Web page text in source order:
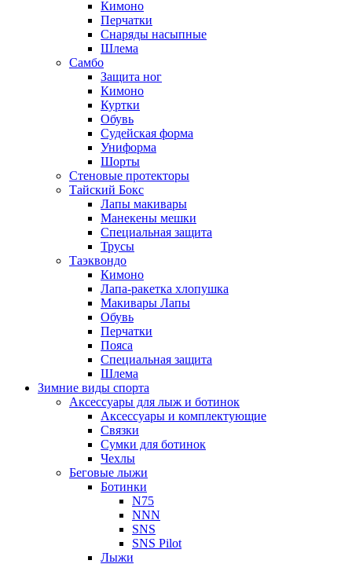
Кимоно
Перчатки
Снаряды насыпные
Шлема
Самбо
Защита ног
Кимоно
Куртки
Обувь
Судейская форма
Униформа
Шорты
Стеновые протекторы
Тайский Бокс
Лапы макивары
Манекены мешки
Специальная защита
Трусы
Таэквондо
Кимоно
Лапа-ракетка хлопушка
Макивары Лапы
Обувь
Перчатки
Пояса
Специальная защита
Шлема
Зимние виды спорта
Аксессуары для лыж и ботинок
Аксессуары и комплектующие
Связки
Сумки для ботинок
Чехлы
Беговые лыжи
Ботинки
N75
NNN
SNS
SNS Pilot
Лыжи